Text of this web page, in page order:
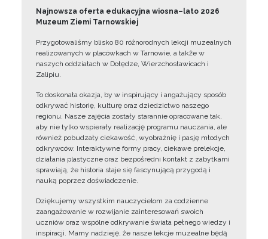
Najnowsza oferta edukacyjna wiosna–lato 2026
Muzeum Ziemi Tarnowskiej
Przygotowaliśmy blisko 80 różnorodnych lekcji muzealnych
realizowanych w placówkach w Tarnowie, a także w
naszych oddziałach w Dołędze, Wierzchosławicach i
Zalipiu.
To doskonała okazja, by w inspirujący i angażujący sposób
odkrywać historię, kulturę oraz dziedzictwo naszego
regionu. Nasze zajęcia zostały starannie opracowane tak,
aby nie tylko wspierały realizację programu nauczania, ale
również pobudzały ciekawość, wyobraźnię i pasję młodych
odkrywców. Interaktywne formy pracy, ciekawe prelekcje,
działania plastyczne oraz bezpośredni kontakt z zabytkami
sprawiają, że historia staje się fascynującą przygodą i
nauką poprzez doświadczenie.
Dziękujemy wszystkim nauczycielom za codzienne
zaangażowanie w rozwijanie zainteresowań swoich
uczniów oraz wspólne odkrywanie świata pełnego wiedzy i
inspiracji. Mamy nadzieję, że nasze lekcje muzealne będą